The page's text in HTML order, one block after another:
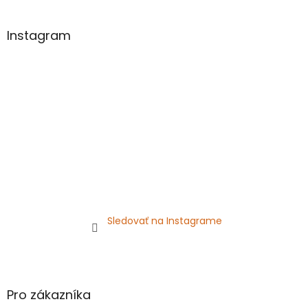
äInstagram
Sledovať na Instagrame
Pro zákazníka